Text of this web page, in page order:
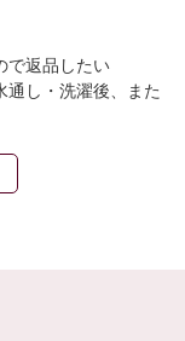
で返品したい
通し・洗濯後、また